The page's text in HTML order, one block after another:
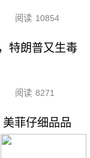
阅读 10854
特朗普又生毒
阅读 8271
菲仔细品品